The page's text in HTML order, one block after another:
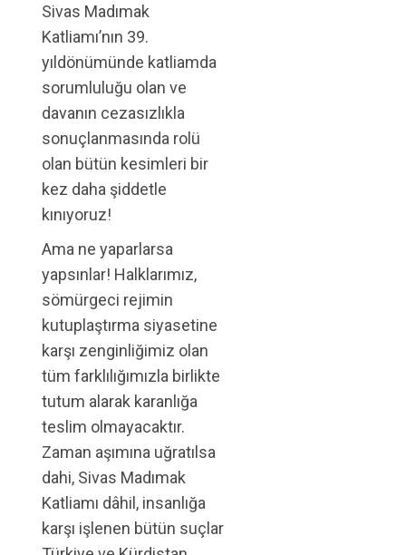
Sivas Madımak
Katliamı’nın 39.
yıldönümünde katliamda
sorumluluğu olan ve
davanın cezasızlıkla
sonuçlanmasında rolü
olan bütün kesimleri bir
kez daha şiddetle
kınıyoruz!
Ama ne yaparlarsa
yapsınlar! Halklarımız,
sömürgeci rejimin
kutuplaştırma siyasetine
karşı zenginliğimiz olan
tüm farklılığımızla birlikte
tutum alarak karanlığa
teslim olmayacaktır.
Zaman aşımına uğratılsa
dahi, Sivas Madımak
Katliamı dâhil, insanlığa
karşı işlenen bütün suçlar